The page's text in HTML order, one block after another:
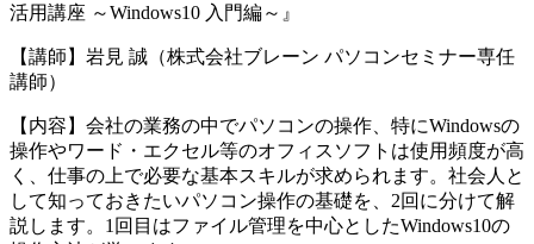
活用講座 ～Windows10 入門編～』
【講師】岩見 誠（株式会社ブレーン パソコンセミナー専任
講師）
【内容】会社の業務の中でパソコンの操作、特にWindowsの
操作やワード・エクセル等のオフィスソフトは使用頻度が高
く、仕事の上で必要な基本スキルが求められます。社会人と
して知っておきたいパソコン操作の基礎を、2回に分けて解
説します。1回目はファイル管理を中心としたWindows10の